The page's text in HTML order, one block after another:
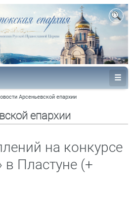
Арсеньевской епархии
епархии
на конкурсе
в Пластуне (+